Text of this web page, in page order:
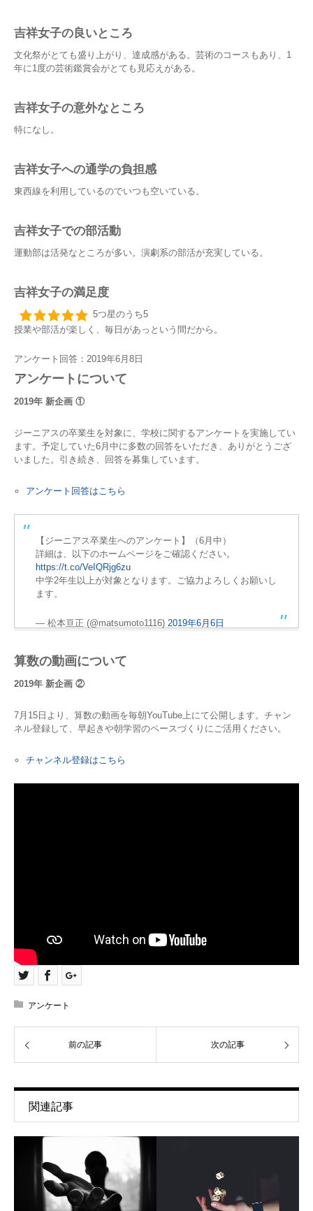
吉祥女子の良いところ
文化祭がとても盛り上がり、達成感がある。芸術のコースもあり、1
年に1度の芸術鑑賞会がとても見応えがある。
吉祥女子の意外なところ
特になし。
吉祥女子への通学の負担感
東西線を利用しているのでいつも空いている。
吉祥女子での部活動
運動部は活発なところが多い。演劇系の部活が充実している。
吉祥女子の満足度
5つ星のうち5
授業や部活が楽しく、毎日があっという間だから。
アンケート回答：2019年6月8日
アンケートについて
2019年 新企画 ①
ジーニアスの卒業生を対象に、学校に関するアンケートを実施してい
ます。予定していた6月中に多数の回答をいただき、ありがとうござ
いました。引き続き、回答を募集しています。
アンケート回答はこちら
【ジーニアス卒業生へのアンケート】（6月中）
詳細は、以下のホームページをご確認ください。
https://t.co/VeIQRjg6zu
中学2年生以上が対象となります。ご協力よろしくお願いし
ます。
— 松本亘正 (@matsumoto1116) 2019年6月6日
算数の動画について
2019年 新企画 ②
7月15日より、算数の動画を毎朝YouTube上にて公開します。チャン
ネル登録して、早起きや朝学習のペースづくりにご活用ください。
チャンネル登録はこちら
アンケート
前の記事 次の記事
関連記事